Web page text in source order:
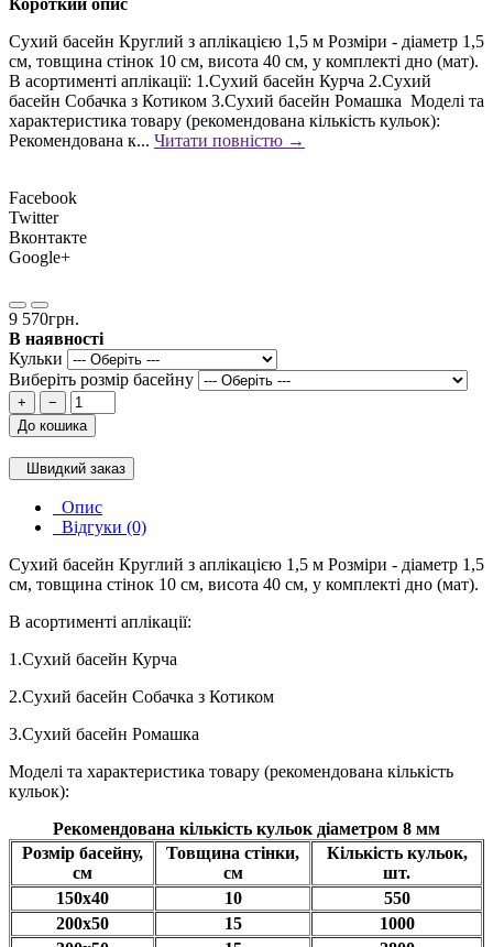
Короткий опис
Сухий басейн Круглий з аплікацією 1,5 м Розміри - діаметр 1,5
см, товщина стінок 10 см, висота 40 см, у комплекті дно (мат).
В асортименті аплікації: 1.Сухий басейн Курча 2.Сухий
басейн Собачка з Котиком 3.Сухий басейн Ромашка Моделі та
характеристика товару (рекомендована кількість кульок):
Рекомендована к... Читати повністю →
Facebook
Twitter
Вконтакте
Google+
9 570грн.
В наявності
Кульки
Виберіть розмір басейну
+
−
До кошика
Швидкий заказ
Опис
Відгуки (0)
Сухий басейн Круглий з аплікацією 1,5 м Розміри - діаметр 1,5
см, товщина стінок 10 см, висота 40 см, у комплекті дно (мат).
В асортименті аплікації:
1.Сухий басейн Курча
2.Сухий басейн Собачка з Котиком
3.Сухий басейн Ромашка
Моделі та характеристика товару (рекомендована кількість
кульок):
Рекомендована кількість кульок діаметром 8 мм
Розмір басейну,
см
Товщина стінки,
см
Кількість кульок,
шт.
150х40
10
550
200х50
15
1000